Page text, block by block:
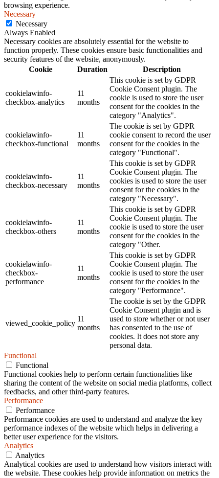
browsing experience.
Necessary
Necessary
Always Enabled
Necessary cookies are absolutely essential for the website to
function properly. These cookies ensure basic functionalities and
security features of the website, anonymously.
Cookie
Duration Description
cookielawinfo-
checkbox-analytics
11
months
This cookie is set by GDPR
Cookie Consent plugin. The
cookie is used to store the user
consent for the cookies in the
category "Analytics".
cookielawinfo-
checkbox-functional
11
months
The cookie is set by GDPR
cookie consent to record the user
consent for the cookies in the
category "Functional".
cookielawinfo-
checkbox-necessary
11
months
This cookie is set by GDPR
Cookie Consent plugin. The
cookies is used to store the user
consent for the cookies in the
category "Necessary".
cookielawinfo-
checkbox-others
11
months
This cookie is set by GDPR
Cookie Consent plugin. The
cookie is used to store the user
consent for the cookies in the
category "Other.
cookielawinfo-
checkbox-
performance
11
months
This cookie is set by GDPR
Cookie Consent plugin. The
cookie is used to store the user
consent for the cookies in the
category "Performance".
viewed_cookie_policy
11
months
The cookie is set by the GDPR
Cookie Consent plugin and is
used to store whether or not user
has consented to the use of
cookies. It does not store any
personal data.
Functional
Functional
Functional cookies help to perform certain functionalities like
sharing the content of the website on social media platforms, collect
feedbacks, and other third-party features.
Performance
Performance
Performance cookies are used to understand and analyze the key
performance indexes of the website which helps in delivering a
better user experience for the visitors.
Analytics
Analytics
Analytical cookies are used to understand how visitors interact with
the website. These cookies help provide information on metrics the